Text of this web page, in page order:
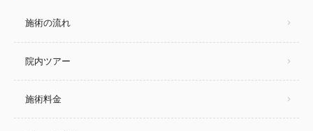
施術の流れ
院内ツアー
施術料金